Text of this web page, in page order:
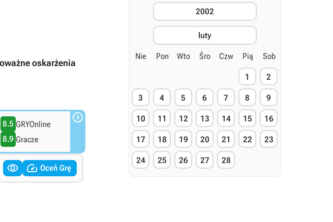
oskarżenia
8.5 GRYOnline
8.9 Gracze

  Oceń Grę
2002
luty
Nie Pon Wto Śro Czw Pią Sob
1 2
3 4 5 6 7 8 9
10 11 12 13 14 15 16
17 18 19 20 21 22 23
24 25 26 27 28